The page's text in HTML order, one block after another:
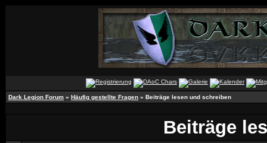
Dark Legion Forum » Häufig gestellte Fragen » Beiträge lesen und schreiben
Beiträge